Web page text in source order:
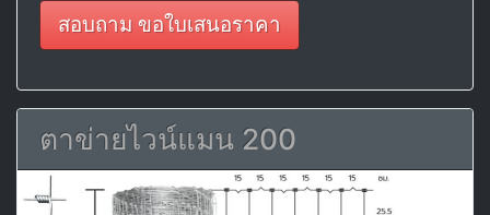
สอบถาม ขอใบเสนอราคา
ตาข่ายไวน์แมน 200